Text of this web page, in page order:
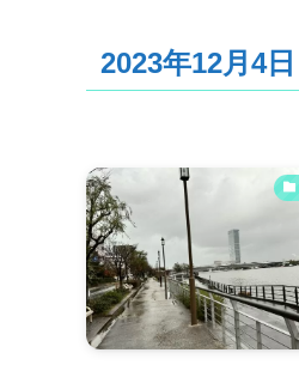
2023年12月4日